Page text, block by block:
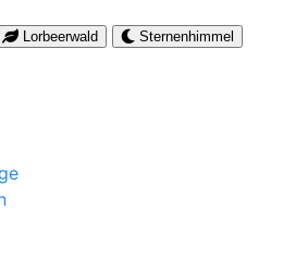
Lorbeerwald Sternenhimmel